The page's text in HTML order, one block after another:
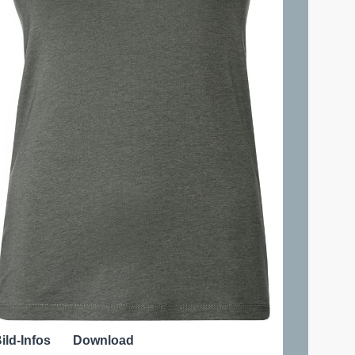
Infos Download